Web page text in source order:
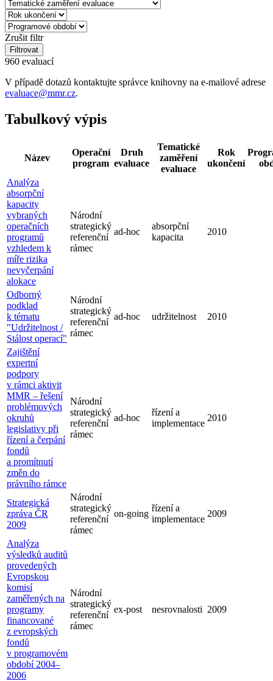
Zrušit filtr
Filtrovat
960 evaluací
V případě dotazů kontaktujte správce knihovny na e-mailové adrese
evaluace@mmr.cz.
Tabulkový výpis
Název
Operační
program
Druh
evaluace
Tematické
zaměření
evaluace
Rok
ukončení
Analýza
absorpční
kapacity
vybraných
operačních
programů
vzhledem k
míře rizika
nevyčerpání
alokace
Národní
strategický
referenční
rámec
ad-hoc
absorpční
kapacita
2010
Odborný
podklad
k tématu
"Udržitelnost /
Stálost operací"
Národní
strategický
referenční
rámec
ad-hoc udržitelnost 2010
Zajištění
expertní
podpory
v rámci aktivit
MMR – řešení
problémových
okruhů
legislativy při
řízení a čerpání
fondů
a promítnutí
změn do
právního rámce
Národní
strategický
referenční
rámec
ad-hoc
řízení a
implementace
2010
Strategická
zpráva ČR
2009
Národní
strategický
referenční
rámec
on-going
řízení a
implementace
2009
Analýza
výsledků auditů
provedených
Evropskou
komisí
zaměřených na
programy
financované
z evropských
fondů
v programovém
období 2004–
2006
Národní
strategický
referenční
rámec
ex-post nesrovnalosti 2009